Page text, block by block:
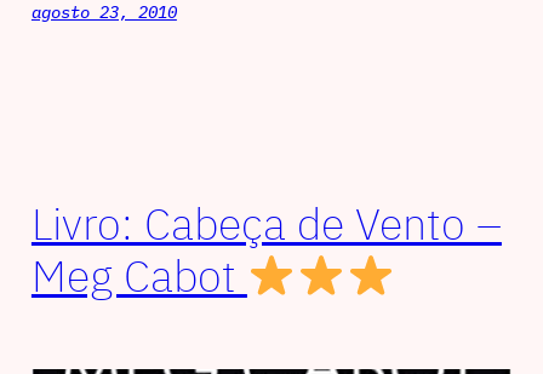
agosto 23, 2010
Livro: Cabeça de Vento –
Meg Cabot